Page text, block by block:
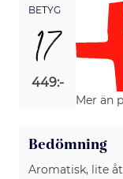
BETYG
17
449:-
Mer än
Bedömning
Aromatisk, lite